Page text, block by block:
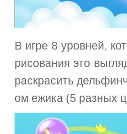
В игре 8 уровней,
рисования это
раскрасить
ом ежика (5 разных